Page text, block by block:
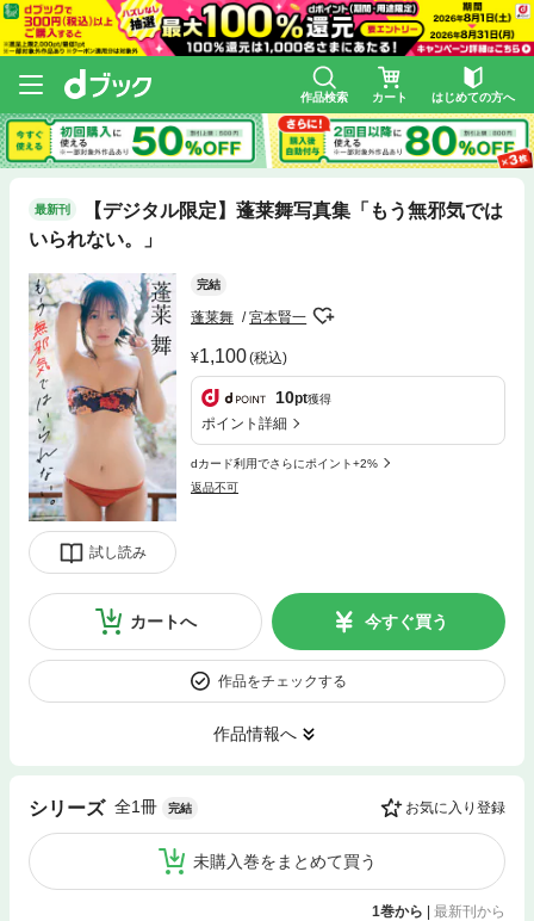
作品検索 カート はじめての方へ
最新刊
【デジタル限定】蓬莱舞写真集「もう無邪気では
いられない。」
試し読み
完結
蓬莱舞 宮本賢一
1,100(税込)
10pt獲得
ポイント詳細
dカード利用でさらにポイント+2%
返品不可
カートへ 今すぐ買う
作品をチェックする
作品情報へ
シリーズ 全1冊 完結 お気に入り登録
未購入巻をまとめて買う
1巻から | 最新刊から